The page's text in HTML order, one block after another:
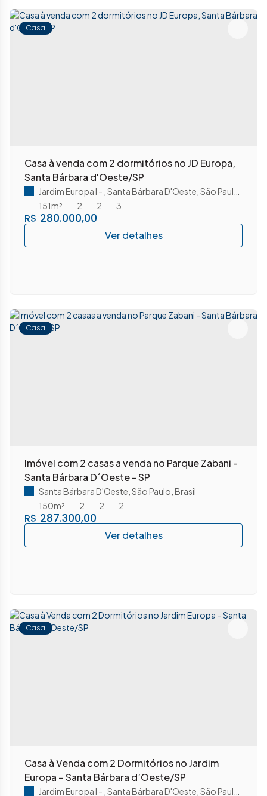
Casa
Casa à venda com 2 dormitórios no JD Europa,
Santa Bárbara d'Oeste/SP
R$ 280.000,00
Jardim Europa I Santa Bárbara D'Oeste São Paulo
2
2
151m² 3
Casa
Imóvel com 2 casas a venda no Parque Zabani -
Santa Bárbara D´Oeste - SP
R$ 287.300,00
Santa Bárbara D'Oeste São Paulo Brasil
2
2
150m² 2
Casa
Casa à Venda com 2 Dormitórios no Jardim
Europa – Santa Bárbara d’Oeste/SP
Jardim Europa I Santa Bárbara D'Oeste São Paulo